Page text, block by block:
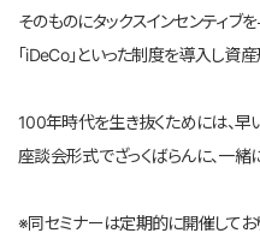
そのものにタックスインセンティブ
「iDeCo」といった制度を導入し資
100年時代を生き抜くためには、早
座談会形式でざっくばらんに、一緒
※同セミナーは定期的に開催してお